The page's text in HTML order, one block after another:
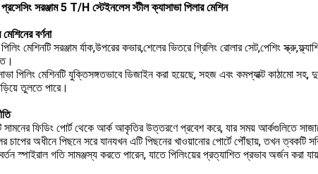
সরঞ্জাম 5 T/H স্টেইনলেস স্টীল ক্যাসাভা পিলার মেশিন
বর্ণনা
মেশিনটি সরঞ্জাম র্যাক,উপরের কভার,শেলের ভিতরে গ্রিলিং রোলার সেট,পেশিং
পিলিং মেশিনটি যুক্তিসঙ্গতভাবে ডিজাইন করা হয়েছে, সহজ এবং কমপ্যাক্ট কাঠামো সহ,
তুলতে পারে।
সামনের ফিডিং পোর্ট থেকে আর্ক আকৃতির উত্তরণে প্রবেশ করে, যার সময় আর্কগুলিতে
চাপের অধীনে পিছনে সরে যানযখন এটি পিছনের খাওয়ানোর পোর্টে পৌঁছায়, তখন ত্বকটি
স্পাইরাল গতি সামঞ্জস্য করতে পারেন, যাতে পিলিংয়ের প্রত্যাশিত প্রভাব অর্জন করা